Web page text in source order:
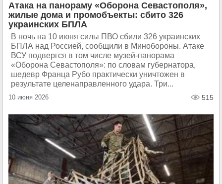
Атака на панораму «Оборона Севастополя»,
жилые дома и промобъекты: сбито 326
украинских БПЛА
В ночь на 10 июня силы ПВО сбили 326 украинских
БПЛА над Россией, сообщили в Минобороны. Атаке
ВСУ подвергся в том числе музей-панорама
«Оборона Севастополя»: по словам губернатора,
шедевр Франца Рубо практически уничтожен в
результате целенаправленного удара. Три...
10 июня 2026 515